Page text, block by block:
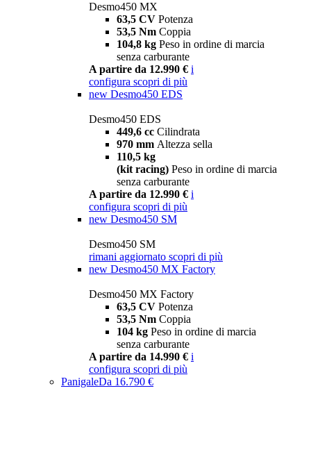
Desmo450 MX
63,5 CV Potenza
53,5 Nm Coppia
104,8 kg Peso in ordine di marcia
senza carburante
A partire da 12.990 € i
configura scopri di più
new Desmo450 EDS
Desmo450 EDS
449,6 cc Cilindrata
970 mm Altezza sella
110,5 kg
(kit racing) Peso in ordine di marcia
senza carburante
A partire da 12.990 € i
configura scopri di più
new Desmo450 SM
Desmo450 SM
rimani aggiornato scopri di più
new Desmo450 MX Factory
Desmo450 MX Factory
63,5 CV Potenza
53,5 Nm Coppia
104 kg Peso in ordine di marcia
senza carburante
A partire da 14.990 € i
configura scopri di più
PanigaleDa 16.790 €